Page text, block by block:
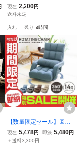
ション ビーズクッション
●直径 43cm●2点セット
ー
現在 2,200円
送料未定
入札 - 残り 4時間
【数量限定セール】回転
式 座椅子 肘掛け コンパ
クト おしゃれ 腰痛 リク
現在 5,478円 即決 5,480円
＋送料3,300円